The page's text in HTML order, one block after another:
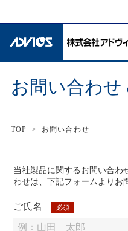
お問い合わせ
TOP > お問い合わせ
当社製品に関するお問い合わ
わせは、下記フォームよりお
ご氏名 必須